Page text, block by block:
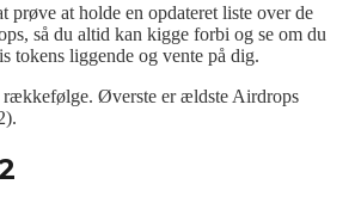
prøve at holde en opdateret liste over de
så du altid kan kigge forbi og se om du
tokens liggende og vente på dig.
Øverste er ældste Airdrops